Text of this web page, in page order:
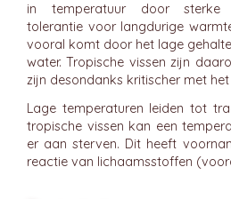
in temperatuur door sterke
tolerantie voor langdurige
vooral komt door het lage
water. Tropische vissen zijn
zijn desondanks kritischer met
Lage temperaturen leiden tot
tropische vissen kan een
er aan sterven. Dit heeft
reactie van lichaamsstoffen